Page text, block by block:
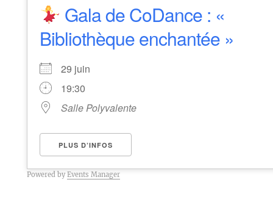
Gala de CoDance : «
Bibliothèque enchantée »
29 juin
19:30
Salle Polyvalente
PLUS D’INFOS
Powered byEvents Manager